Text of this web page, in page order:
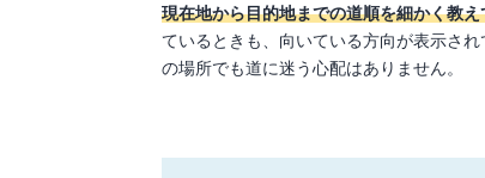
現在地から目的地までの道順を細かく教
ているときも、向いている方向が表示さ
の場所でも道に迷う心配はありません。